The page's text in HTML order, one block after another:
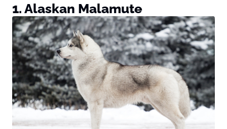
1. Alaskan Malamute